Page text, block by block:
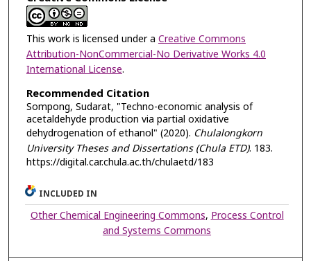
This work is licensed under a Creative Commons
Attribution-NonCommercial-No Derivative Works 4.0
International License.
Recommended Citation
Sompong, Sudarat, "Techno-economic analysis of
acetaldehyde production via partial oxidative
dehydrogenation of ethanol" (2020). Chulalongkorn
University Theses and Dissertations (Chula ETD). 183.
https://digital.car.chula.ac.th/chulaetd/183
INCLUDED IN
Other Chemical Engineering Commons, Process Control
and Systems Commons